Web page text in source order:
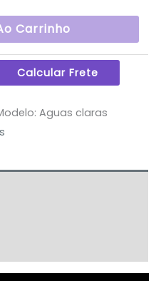
Carrinho
Aguas claras